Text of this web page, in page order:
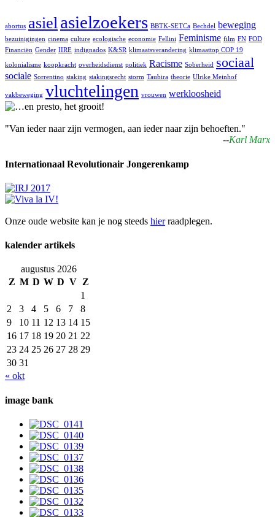
abortus asielasielzoekers BBTK-SETCa Bechdel beweging
bezuinigingen cinema culture ecologische economie Fellini Feminisme film FN FOD
Financiën Gender IIRE indignados K&SR klimaatsverandering klimaattop COP 19
kolonialisme koopkracht overheidsdienst politiek Racisme Soberheid sociaal
sociale Sorrentino staking stakingsrecht storm Taubira theorie Ulrike Meinhof
vakbeweging vluchtelingen vrouwen werkloosheid
"Van ieder naar zijn vermogen, aan ieder naar zijn behoeften."
--Karl Marx
Internationaal Revolutionair Jongerenkamp
Onze oude website kan je nog steeds hierraadplegen.
kalender artikels
augustus 2026
Z M D W D V Z
1
2
3 4 5 6 7
8
9
10 11 12 13 14 15
16 17 18 19 20 21 22
23 24 25 26 27 28 29
30 31
« okt
image bank